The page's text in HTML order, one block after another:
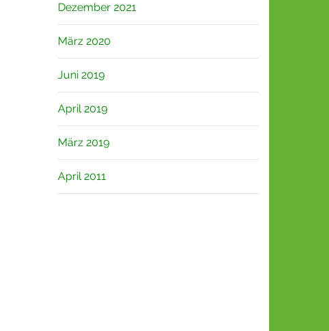
Dezember 2021
März 2020
Juni 2019
April 2019
März 2019
April 2011